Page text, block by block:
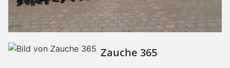
Zauche 365